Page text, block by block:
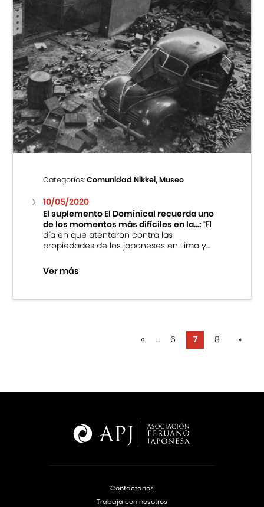
Categorías:Comunidad Nikkei, Museo
10/05/2020
El suplemento El Dominical recuerda uno
de los momentos más difíciles en la...:“El
día en que atentaron contra las
propiedades de los japoneses en Lima y...
Ver más
« ... 6 7 8 »
Contáctanos
Trabaja con nosotros